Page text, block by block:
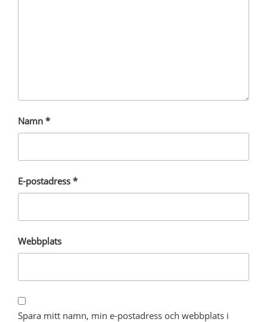
Namn *
E-postadress *
Webbplats
Spara mitt namn, min e-postadress och webbplats i